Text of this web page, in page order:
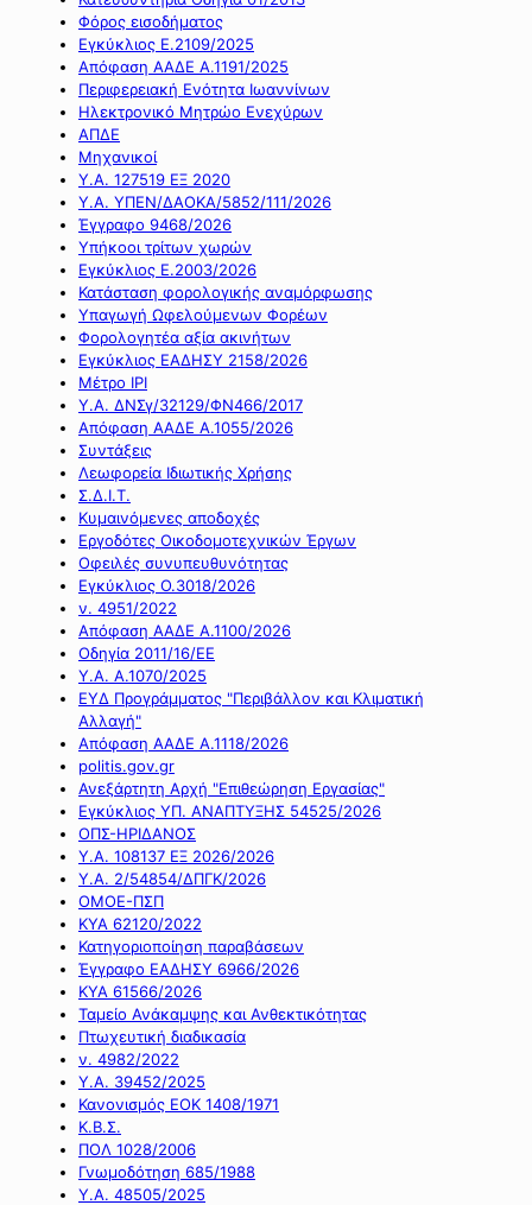
Φόρος εισοδήματος
Εγκύκλιος Ε.2109/2025
Απόφαση ΑΑΔΕ Α.1191/2025
Περιφερειακή Ενότητα Ιωαννίνων
Ηλεκτρονικό Μητρώο Ενεχύρων
ΑΠΔΕ
Μηχανικοί
Υ.Α. 127519 ΕΞ 2020
Υ.Α. ΥΠΕΝ/ΔΑΟΚΑ/5852/111/2026
Έγγραφο 9468/2026
Υπήκοοι τρίτων χωρών
Εγκύκλιος Ε.2003/2026
Κατάσταση φορολογικής αναμόρφωσης
Υπαγωγή Ωφελούμενων Φορέων
Φορολογητέα αξία ακινήτων
Εγκύκλιος ΕΑΔΗΣΥ 2158/2026
Μέτρο IPI
Υ.Α. ΔΝΣγ/32129/ΦΝ466/2017
Απόφαση ΑΑΔΕ Α.1055/2026
Συντάξεις
Λεωφορεία Ιδιωτικής Χρήσης
Σ.Δ.Ι.Τ.
Κυμαινόμενες αποδοχές
Εργοδότες Οικοδομοτεχνικών Έργων
Οφειλές συνυπευθυνότητας
Εγκύκλιος Ο.3018/2026
ν. 4951/2022
Απόφαση ΑΑΔΕ Α.1100/2026
Οδηγία 2011/16/ΕΕ
Υ.Α. Α.1070/2025
ΕΥΔ Προγράμματος "Περιβάλλον και Κλιματική
Αλλαγή"
Απόφαση ΑΑΔΕ Α.1118/2026
politis.gov.gr
Ανεξάρτητη Αρχή "Επιθεώρηση Εργασίας"
Εγκύκλιος ΥΠ. ΑΝΑΠΤΥΞΗΣ 54525/2026
ΟΠΣ-ΗΡΙΔΑΝΟΣ
Υ.Α. 108137 ΕΞ 2026/2026
Υ.Α. 2/54854/ΔΠΓΚ/2026
ΟΜΟΕ-ΠΣΠ
ΚΥΑ 62120/2022
Κατηγοριοποίηση παραβάσεων
Έγγραφο ΕΑΔΗΣΥ 6966/2026
ΚΥΑ 61566/2026
Ταμείο Ανάκαμψης και Ανθεκτικότητας
Πτωχευτική διαδικασία
ν. 4982/2022
Υ.Α. 39452/2025
Κανονισμός ΕΟΚ 1408/1971
Κ.Β.Σ.
ΠΟΛ 1028/2006
Γνωμοδότηση 685/1988
Υ.Α. 48505/2025